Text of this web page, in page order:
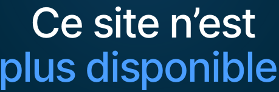
Ce site n’est
plus